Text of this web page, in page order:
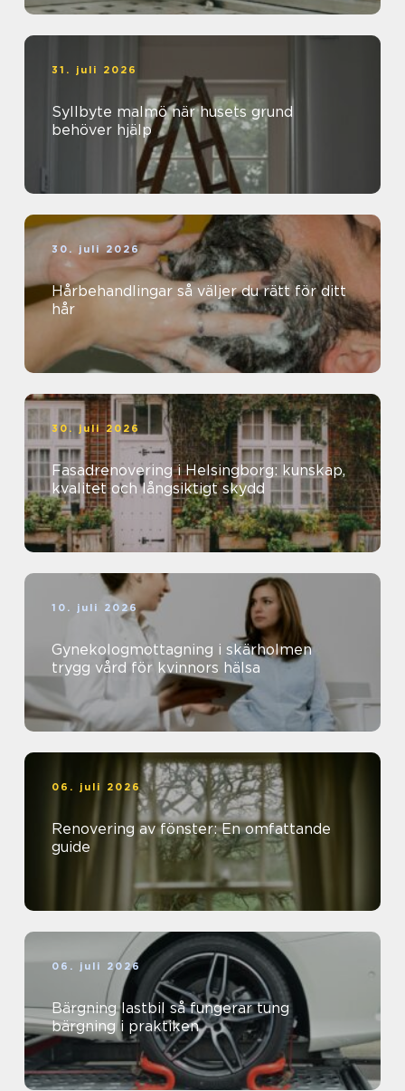
31. juli 2026
Syllbyte malmö när husets grund
behöver hjälp
30. juli 2026
Hårbehandlingar så väljer du rätt för ditt
hår
30. juli 2026
Fasadrenovering i Helsingborg: kunskap,
kvalitet och långsiktigt skydd
10. juli 2026
Gynekologmottagning i skärholmen
trygg vård för kvinnors hälsa
06. juli 2026
Renovering av fönster: En omfattande
guide
06. juli 2026
Bärgning lastbil så fungerar tung
bärgning i praktiken